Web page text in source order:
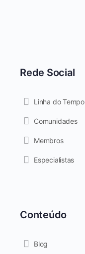
Rede Social
Linha do Tempo
Comunidades
Membros
Especialistas
Conteúdo
Blog